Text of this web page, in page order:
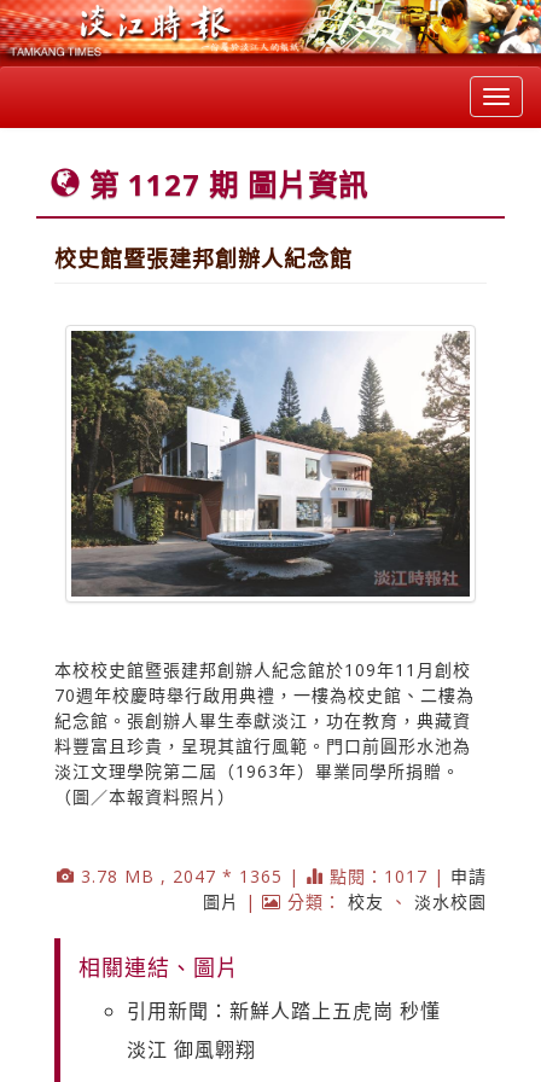
第 1127 期 圖片資訊
校史館暨張建邦創辦人紀念館
本校校史館暨張建邦創辦人紀念館於109年11月創校
70週年校慶時舉行啟用典禮，一樓為校史館、二樓為
紀念館。張創辦人畢生奉獻淡江，功在教育，典藏資
料豐富且珍貴，呈現其誼行風範。門口前圓形水池為
淡江文理學院第二屆（1963年）畢業同學所捐贈。
（圖／本報資料照片）
3.78 MB , 2047 * 1365 | 點閱：1017 | 申請
圖片
| 分類： 校友 、 淡水校園
相關連結、圖片
引用新聞：新鮮人踏上五虎崗 秒懂
淡江 御風翺翔